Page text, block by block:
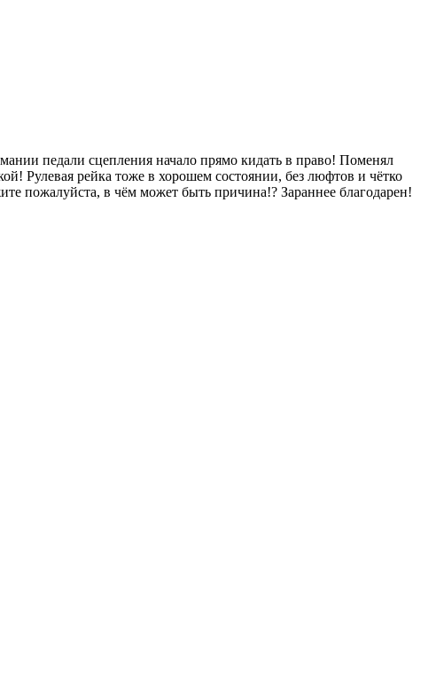
педали сцепления начало прямо кидать в право! Поменял
Рулевая рейка тоже в хорошем состоянии, без люфтов и чётко
пожалуйста, в чём может быть причина!? Зараннее благодарен!